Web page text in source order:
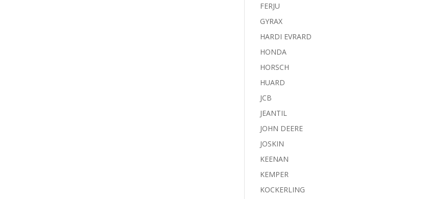
FERJU
GYRAX
HARDI EVRARD
HONDA
HORSCH
HUARD
JCB
JEANTIL
JOHN DEERE
JOSKIN
KEENAN
KEMPER
KOCKERLING